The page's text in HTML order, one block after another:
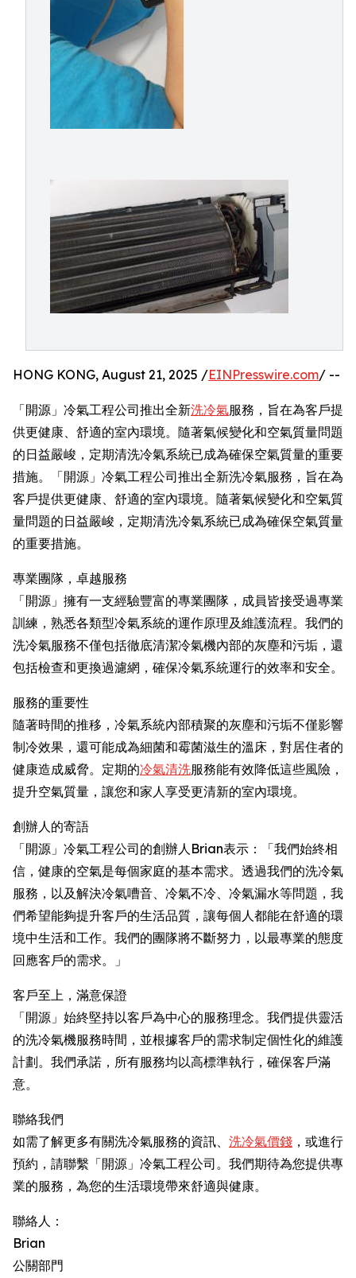
HONG KONG, August 21, 2025 /EINPresswire.com/ --
「開源」冷氣工程公司推出全新洗冷氣服務，旨在為客戶提
供更健康、舒適的室內環境。隨著氣候變化和空氣質量問題
的日益嚴峻，定期清洗冷氣系統已成為確保空氣質量的重要
措施。「開源」冷氣工程公司推出全新洗冷氣服務，旨在為
客戶提供更健康、舒適的室內環境。隨著氣候變化和空氣質
量問題的日益嚴峻，定期清洗冷氣系統已成為確保空氣質量
的重要措施。
專業團隊，卓越服務
「開源」擁有一支經驗豐富的專業團隊，成員皆接受過專業
訓練，熟悉各類型冷氣系統的運作原理及維護流程。我們的
洗冷氣服務不僅包括徹底清潔冷氣機內部的灰塵和污垢，還
包括檢查和更換過濾網，確保冷氣系統運行的效率和安全。
服務的重要性
隨著時間的推移，冷氣系統內部積聚的灰塵和污垢不僅影響
制冷效果，還可能成為細菌和霉菌滋生的溫床，對居住者的
健康造成威脅。定期的冷氣清洗服務能有效降低這些風險，
提升空氣質量，讓您和家人享受更清新的室內環境。
創辦人的寄語
「開源」冷氣工程公司的創辦人Brian表示：「我們始終相
信，健康的空氣是每個家庭的基本需求。透過我們的洗冷氣
服務，以及解決冷氣嘈音、冷氣不冷、冷氣漏水等問題，我
們希望能夠提升客戶的生活品質，讓每個人都能在舒適的環
境中生活和工作。我們的團隊將不斷努力，以最專業的態度
回應客戶的需求。」
客戶至上，滿意保證
「開源」始終堅持以客戶為中心的服務理念。我們提供靈活
的洗冷氣機服務時間，並根據客戶的需求制定個性化的維護
計劃。我們承諾，所有服務均以高標準執行，確保客戶滿
意。
聯絡我們
如需了解更多有關洗冷氣服務的資訊、 洗冷氣價錢 ，或進行
預約，請聯繫「開源」冷氣工程公司。我們期待為您提供專
業的服務，為您的生活環境帶來舒適與健康。
聯絡人：
Brian
公關部門